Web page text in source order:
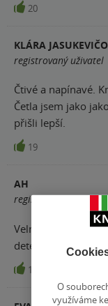
není úplně
20
KLÁRA
registrovaný uživatel
Čtivé a napínavé.
Četla jsem jako
přišli lepší.
19
AH
registrovaný uživatel
Velmi napínavá
detektivka, bez
17
O
využíváme